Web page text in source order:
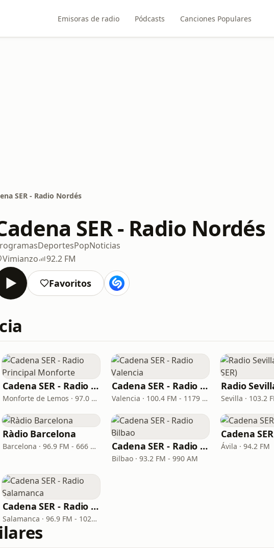
Emisoras de radio Pódcasts Canciones Populares
SER - Radio Nordés
SER - Radio Nordés
DeportesPopNoticias
Vimianzo
92.2 FM
Favoritos
Cadena SER - Radio Principal Monforte
Monforte de Lemos · 97.0 FM
Cadena SER - Radio Valencia
Valencia · 100.4 FM - 1179 AM Sevilla · 103.2
Ràdio Barcelona
Barcelona · 96.9 FM - 666 AM Cadena SER - Radio Bilbao
Bilbao · 93.2 FM - 990 AM
Cadena
Ávila · 94.2 FM
Cadena SER - Radio Salamanca
Salamanca · 96.9 FM - 1026 AM